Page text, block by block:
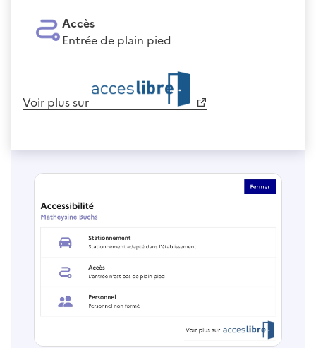
Accès
Entrée de plain pied
Voir plus sur